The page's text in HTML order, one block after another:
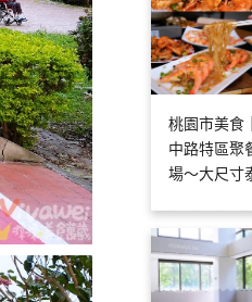
桃園市美食
中路特區聚
場～大尺寸